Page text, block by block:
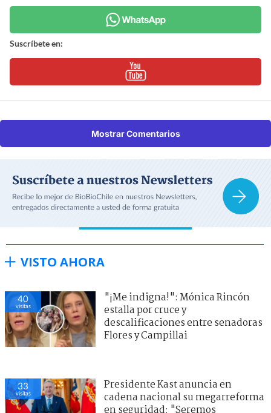
Suscríbete en:
Mostrar Comentarios
VISTO AHORA
40
visitas
"¡Me indigna!": Mónica Rincón
estalla por cruce y
descalificaciones entre senadoras
Flores y Campillai
33
visitas
Presidente Kast anuncia en
cadena nacional su megarreforma